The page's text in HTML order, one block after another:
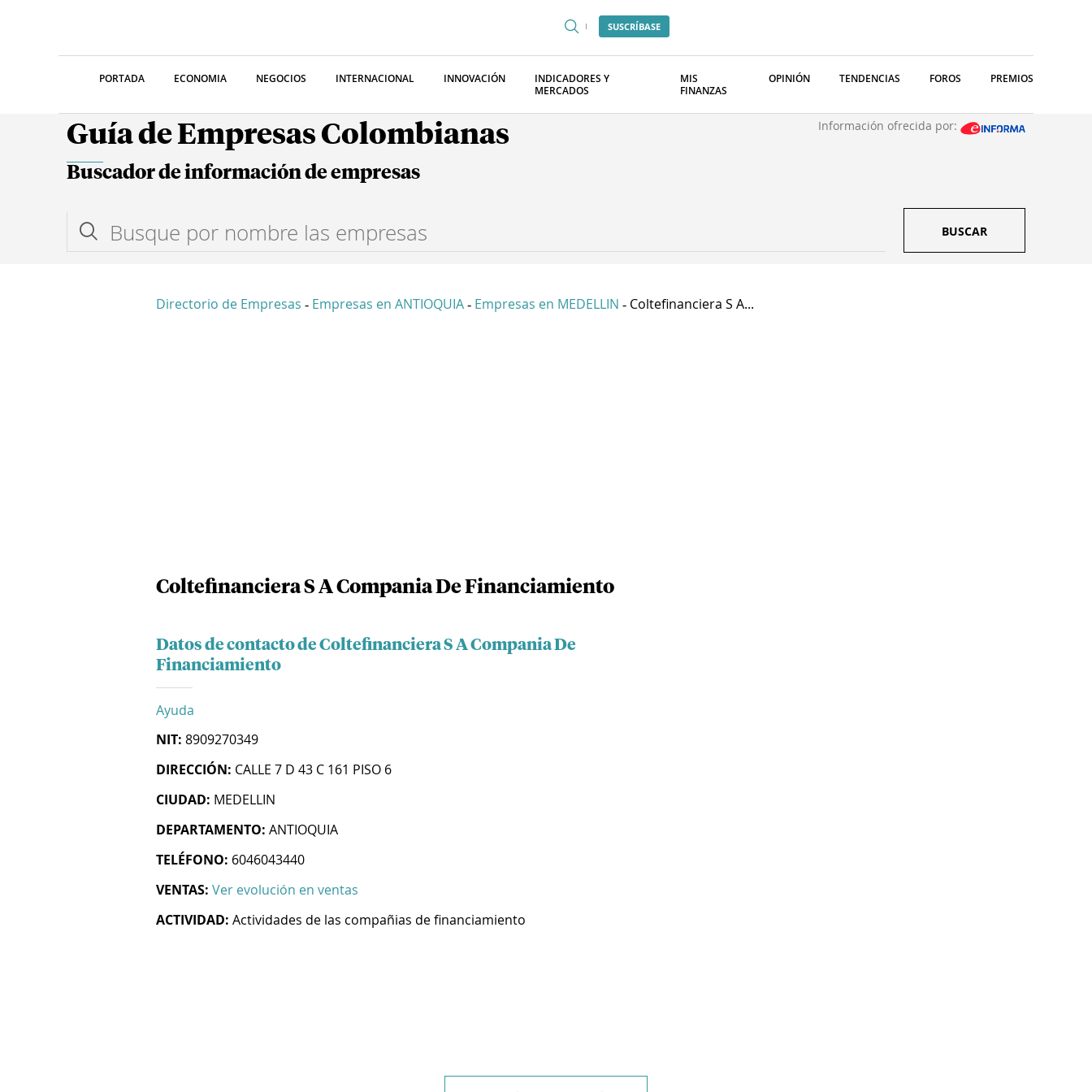
SUSCRÍBASE
PORTADA ECONOMIA NEGOCIOS INTERNACIONAL INNOVACIÓN
INDICADORES Y
MERCADOS
MIS
FINANZAS
OPINIÓN TENDENCIAS FOROS PREMIOS
Guía de Empresas Colombianas Información ofrecida por:
Buscador de información de empresas
BUSCAR
Directorio de Empresas - Empresas en ANTIOQUIA - Empresas en MEDELLIN - Coltefinanciera S A...
Coltefinanciera S A Compania De Financiamiento
Datos de contacto de Coltefinanciera S A Compania De
Financiamiento
Ayuda
NIT: 8909270349
DIRECCIÓN: CALLE 7 D 43 C 161 PISO 6
CIUDAD: MEDELLIN
DEPARTAMENTO: ANTIOQUIA
TELÉFONO: 6046043440
VENTAS: Ver evolución en ventas
ACTIVIDAD: Actividades de las compañias de financiamiento